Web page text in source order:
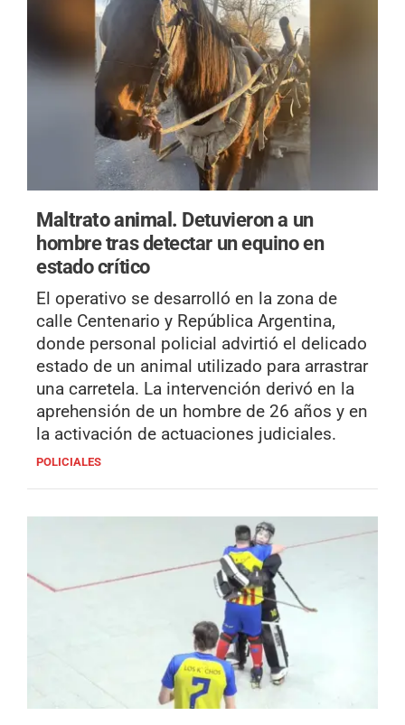
Maltrato animal. Detuvieron a un
hombre tras detectar un equino en
estado crítico
El operativo se desarrolló en la zona de
calle Centenario y República Argentina,
donde personal policial advirtió el delicado
estado de un animal utilizado para arrastrar
una carretela. La intervención derivó en la
aprehensión de un hombre de 26 años y en
la activación de actuaciones judiciales.
POLICIALES